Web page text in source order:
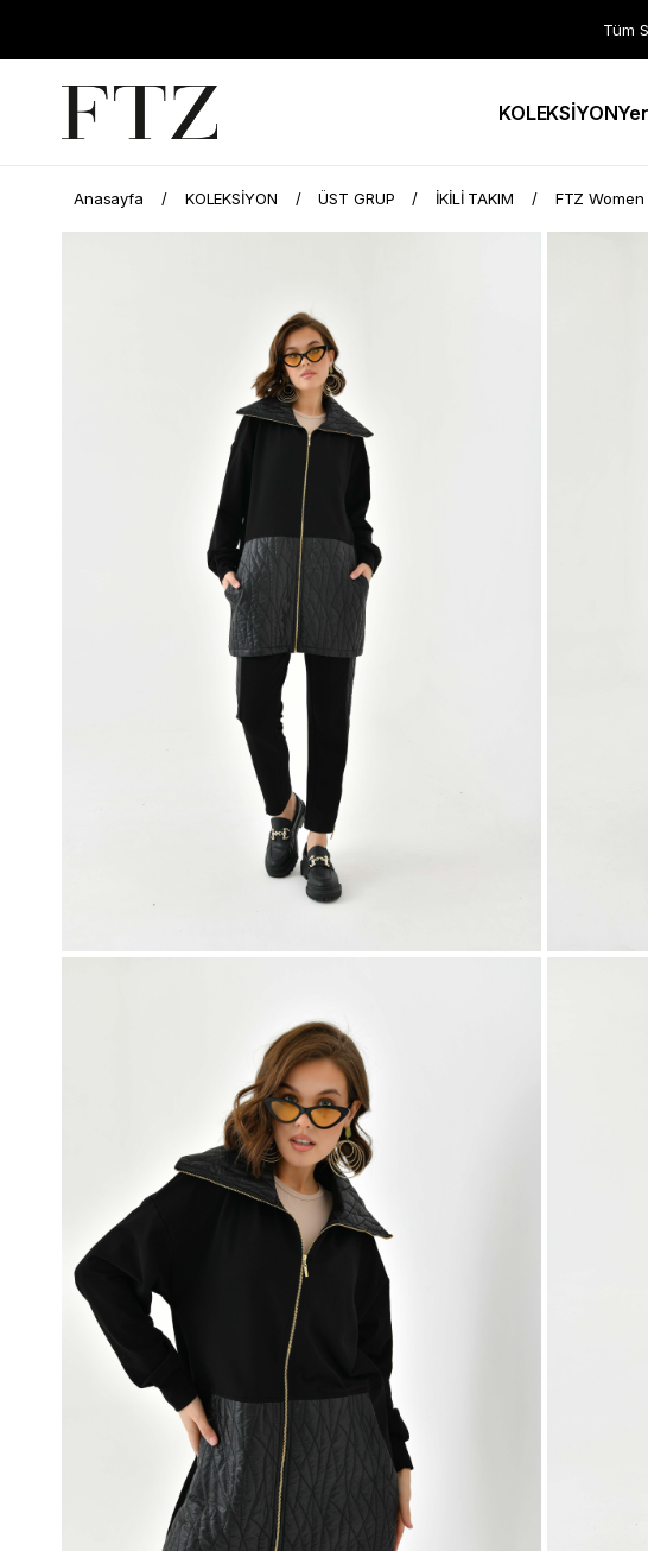
Tüm
KOLEKSİYON
Anasayfa KOLEKSİYON ÜST GRUP İKİLİ TAKIM FTZ Women